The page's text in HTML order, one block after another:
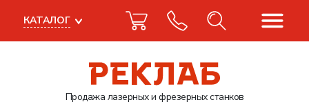
Продажа лазерныхи фрезерных станков
КАТАЛОГ